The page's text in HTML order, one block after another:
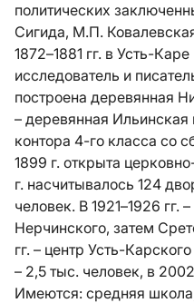
политических
Сигида, М.П.
1872–1881 гг. в Усть-
исследователь и
построена деревянная
– деревянная
контора 4-го класса со
1899 г. открыта
г. насчитывалось 124
человек. В 1921–1926 гг.
Нерчинского, затем
гг. – центр Усть-
– 2,5 тыс. человек, в
Имеются: средняя